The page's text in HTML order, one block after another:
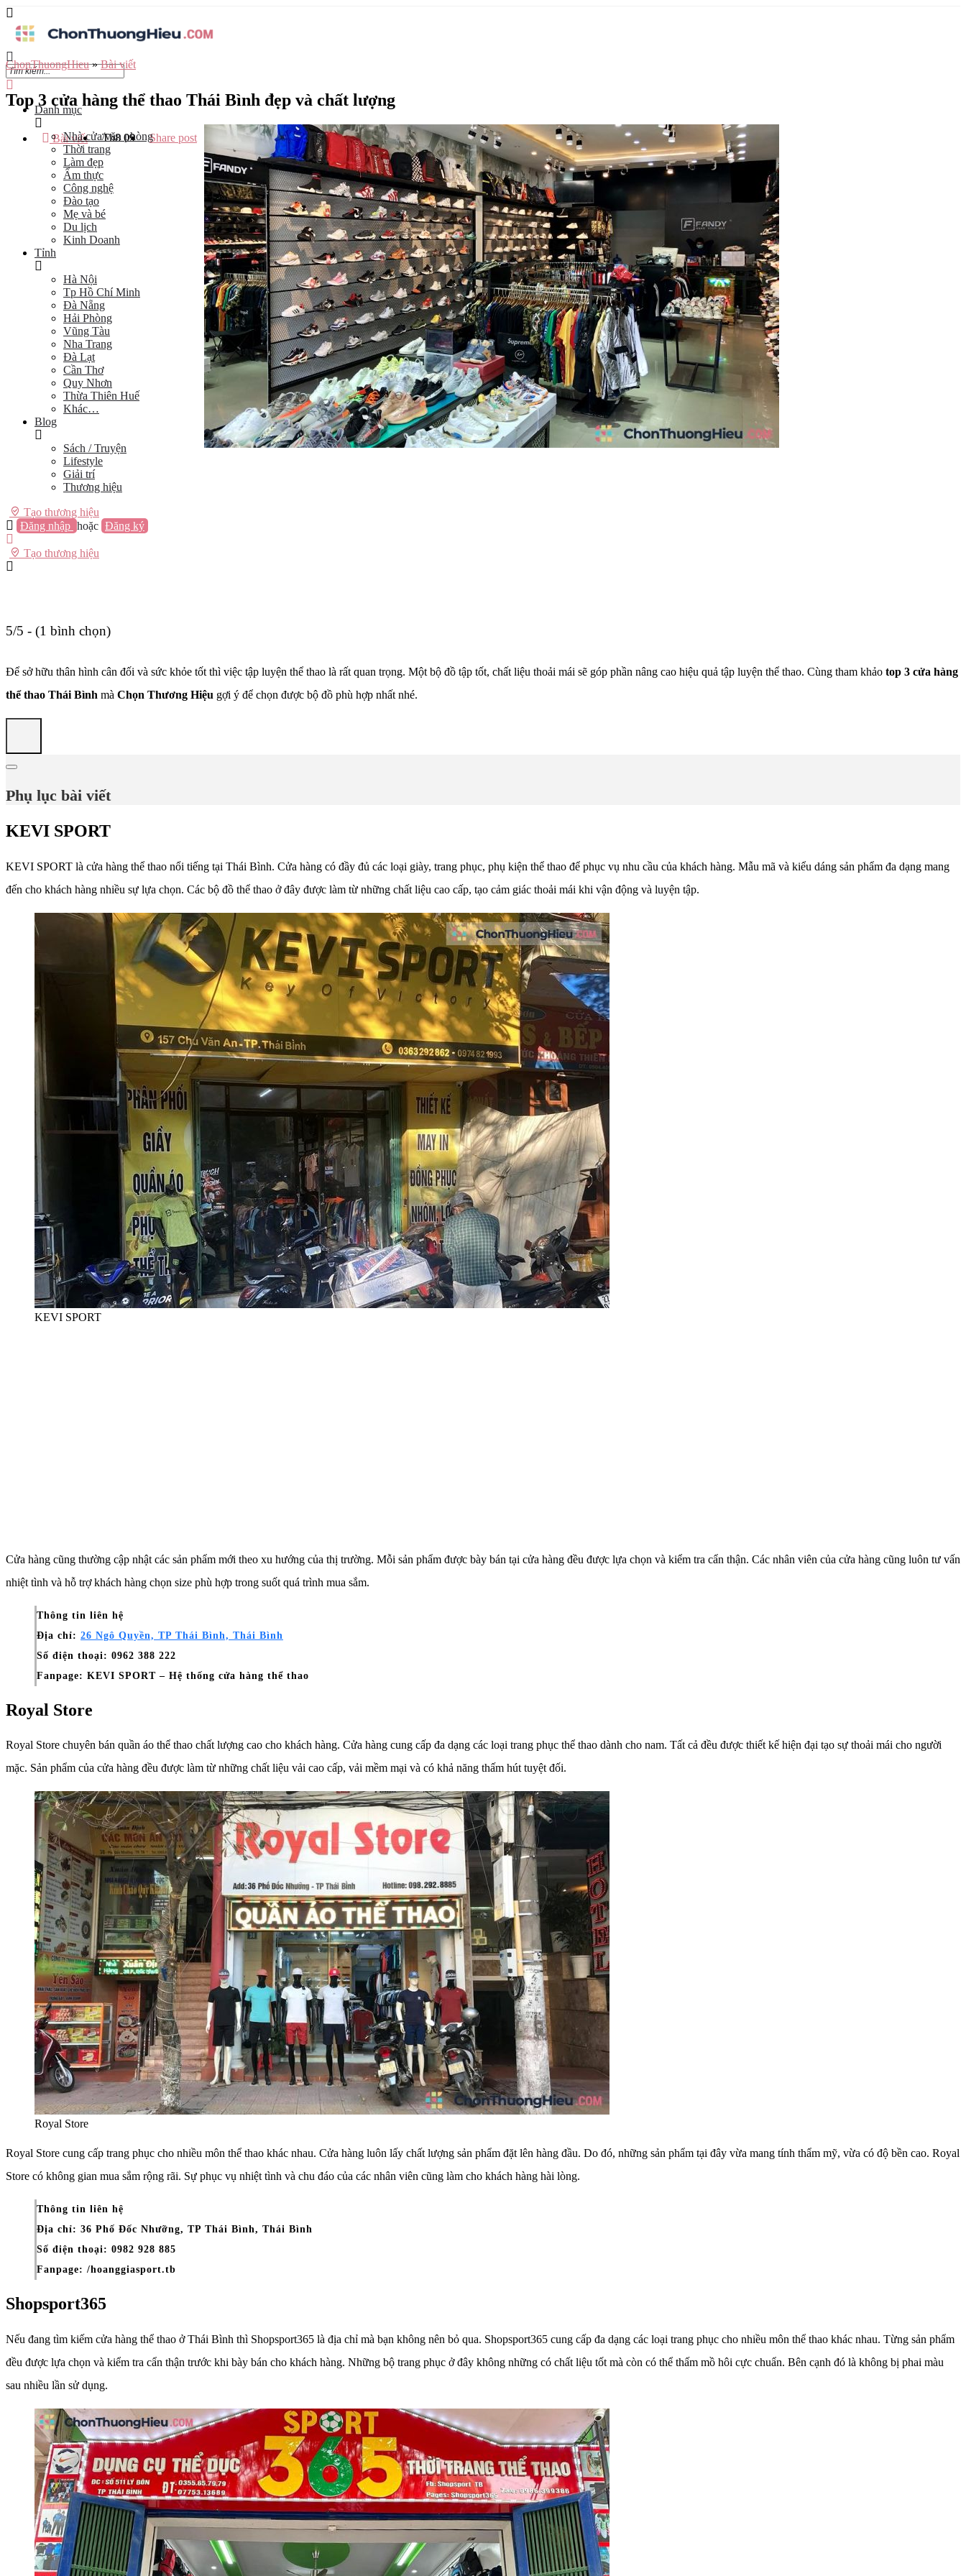
Danh mục
Nhà cửa/văn phòng
Thời trang
Làm đẹp
Ẩm thực
Công nghệ
Đào tạo
Mẹ và bé
Du lịch
Kinh Doanh
Tỉnh
Hà Nội
Tp Hồ Chí Minh
Đà Nẵng
Hải Phòng
Vũng Tàu
Nha Trang
Đà Lạt
Cần Thơ
Quy Nhơn
Thừa Thiên Huế
Khác…
Blog
Sách / Truyện
Lifestyle
Giải trí
Thương hiệu
Tạo thương hiệu
Đăng nhập hoặc Đăng ký
Tạo thương hiệu
ChonThuongHieu»Bài viết
Top 3 cửa hàng thể thao Thái Bình đẹp và chất lượng
Bài viết Th8 09 Share post
5/5 - (1 bình chọn)
Để sở hữu thân hình cân đối và sức khỏe tốt thì việc tập luyện thể thao là rất quan trọng. Một bộ đồ tập tốt, chất liệu thoải mái sẽ góp phần nâng cao hiệu quả tập luyện thể thao. Cùng tham khảo top 3 cửa hàng
thể thao Thái Bình mà Chọn Thương Hiệu gợi ý để chọn được bộ đồ phù hợp nhất nhé.
Phụ lục bài viết
KEVI SPORT
KEVI SPORT là cửa hàng thể thao nổi tiếng tại Thái Bình. Cửa hàng có đầy đủ các loại giày, trang phục, phụ kiện thể thao để phục vụ nhu cầu của khách hàng. Mẫu mã và kiểu dáng sản phẩm đa dạng mang
đến cho khách hàng nhiều sự lựa chọn. Các bộ đồ thể thao ở đây được làm từ những chất liệu cao cấp, tạo cảm giác thoải mái khi vận động và luyện tập.
KEVI SPORT
Cửa hàng cũng thường cập nhật các sản phẩm mới theo xu hướng của thị trường. Mỗi sản phẩm được bày bán tại cửa hàng đều được lựa chọn và kiểm tra cẩn thận. Các nhân viên của cửa hàng cũng luôn tư vấn
nhiệt tình và hỗ trợ khách hàng chọn size phù hợp trong suốt quá trình mua sắm.
Thông tin liên hệ
Địa chỉ: 26 Ngô Quyền, TP Thái Bình, Thái Bình
Số điện thoại: 0962 388 222
Fanpage: KEVI SPORT – Hệ thống cửa hàng thể thao
Royal Store
Royal Store chuyên bán quần áo thể thao chất lượng cao cho khách hàng. Cửa hàng cung cấp đa dạng các loại trang phục thể thao dành cho nam. Tất cả đều được thiết kế hiện đại tạo sự thoải mái cho người
mặc. Sản phẩm của cửa hàng đều được làm từ những chất liệu vải cao cấp, vải mềm mại và có khả năng thấm hút tuyệt đối.
Royal Store
Royal Store cung cấp trang phục cho nhiều môn thể thao khác nhau. Cửa hàng luôn lấy chất lượng sản phẩm đặt lên hàng đầu. Do đó, những sản phẩm tại đây vừa mang tính thẩm mỹ, vừa có độ bền cao. Royal
Store có không gian mua sắm rộng rãi. Sự phục vụ nhiệt tình và chu đáo của các nhân viên cũng làm cho khách hàng hài lòng.
Thông tin liên hệ
Địa chỉ: 36 Phố Đốc Nhưỡng, TP Thái Bình, Thái Bình
Số điện thoại: 0982 928 885
Fanpage: /hoanggiasport.tb
Shopsport365
Nếu đang tìm kiếm cửa hàng thể thao ở Thái Bình thì Shopsport365 là địa chỉ mà bạn không nên bỏ qua. Shopsport365 cung cấp đa dạng các loại trang phục cho nhiều môn thể thao khác nhau. Từng sản phẩm
đều được lựa chọn và kiểm tra cẩn thận trước khi bày bán cho khách hàng. Những bộ trang phục ở đây không những có chất liệu tốt mà còn có thể thấm mồ hôi cực chuẩn. Bên cạnh đó là không bị phai màu
sau nhiều lần sử dụng.